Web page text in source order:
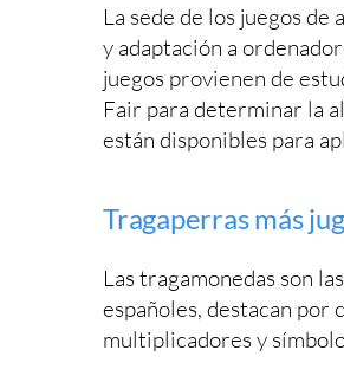
La sede de los juegos
y adaptación a
juegos provienen de
Fair para determinar la
están disponibles para
Tragaperras más
Las tragamonedas son
españoles, destacan por
multiplicadores y